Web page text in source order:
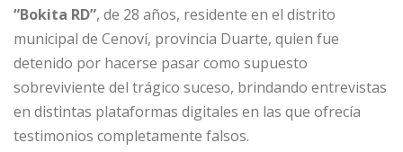
“Bokita RD”, de 28 años, residente en el distrito
municipal de Cenoví, provincia Duarte, quien fue
detenido por hacerse pasar como supuesto
sobreviviente del trágico suceso, brindando entrevistas
en distintas plataformas digitales en las que ofrecía
testimonios completamente falsos.